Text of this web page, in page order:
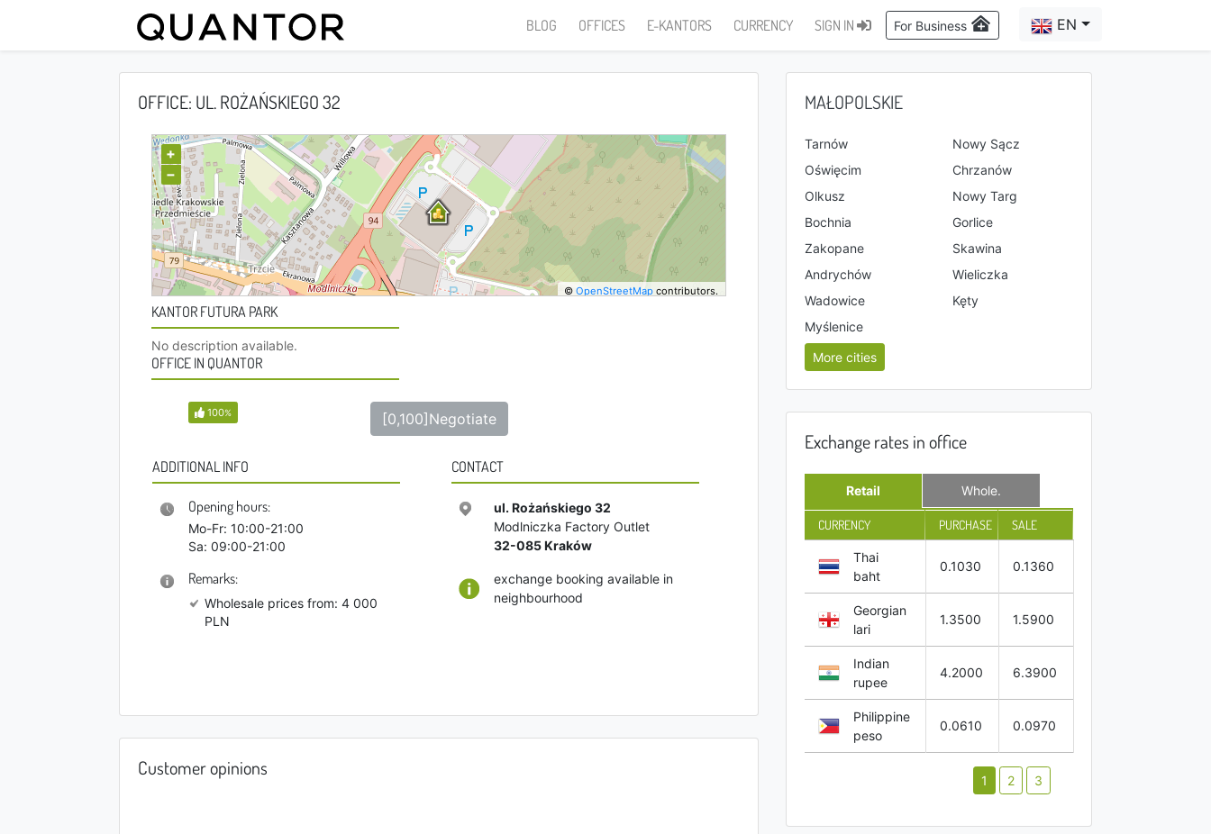
BLOG OFFICES E-KANTORS CURRENCY SIGN IN For Business EN
OFFICE: UL. ROŻAŃSKIEGO 32
+
−
©OpenStreetMap contributors.
KANTOR FUTURA PARK
No description available.
OFFICE IN QUANTOR
100% [0,100]Negotiate
ADDITIONAL INFO
Opening hours:
Mo-Fr: 10:00-21:00
Sa: 09:00-21:00
Remarks:
Wholesale prices from: 4 000
PLN
CONTACT
ul. Rożańskiego 32
Modlniczka Factory Outlet
32-085Kraków
exchange booking available in
neighbourhood
Customer opinions
MAŁOPOLSKIE
Tarnów
Nowy Sącz
Oświęcim
Chrzanów
Olkusz
Nowy Targ
Bochnia
Gorlice
Zakopane
Skawina
Andrychów
Wieliczka
Wadowice
Kęty
Myślenice
More cities
Exchange rates in office
Retail Whole.
CURRENCY PURCHASE SALE
Thai
baht
0.1030 0.1360
Georgian
lari
1.3500 1.5900
Indian
rupee
4.2000 6.3900
Philippine
peso
0.0610 0.0970
1 2 3